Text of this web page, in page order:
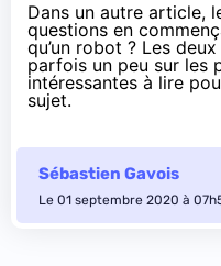
Dans un autre article,
questions en
qu’un robot ? Les
parfois un peu sur les
intéressantes à lire
sujet.
Sébastien Gavois
Le 01 septembre 2020 à